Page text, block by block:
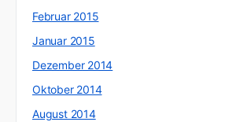
Februar 2015
Januar 2015
Dezember 2014
Oktober 2014
August 2014